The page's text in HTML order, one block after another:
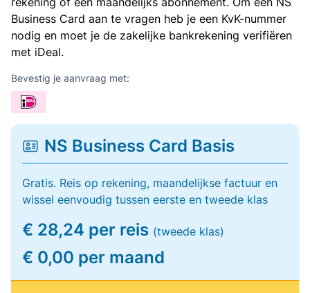
Business Card aan te vragen heb je een KvK-nummer
nodig en moet je de zakelijke bankrekening verifiëren
met iDeal.
Bevestig je aanvraag met:
NS Business Card Basis
Gratis. Reis op rekening, maandelijkse factuur en
wissel eenvoudig tussen eerste en tweede klas
€ 28,24 per reis (tweede klas)
€ 0,00 per maand